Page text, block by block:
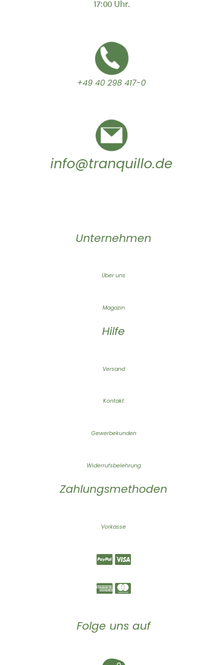
17:00 Uhr.
+49 40 298 417-0
info@tranquillo.de
Unternehmen
Über uns
Magazin
Hilfe
Versand
Kontakt
Gewerbekunden
Widerrufsbelehrung
Zahlungsmethoden
Vorkasse
Folge uns auf